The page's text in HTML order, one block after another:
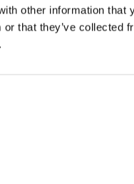
other information that
or that they’ve collected